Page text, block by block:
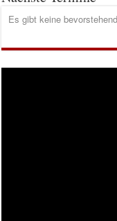
Es gibt keine